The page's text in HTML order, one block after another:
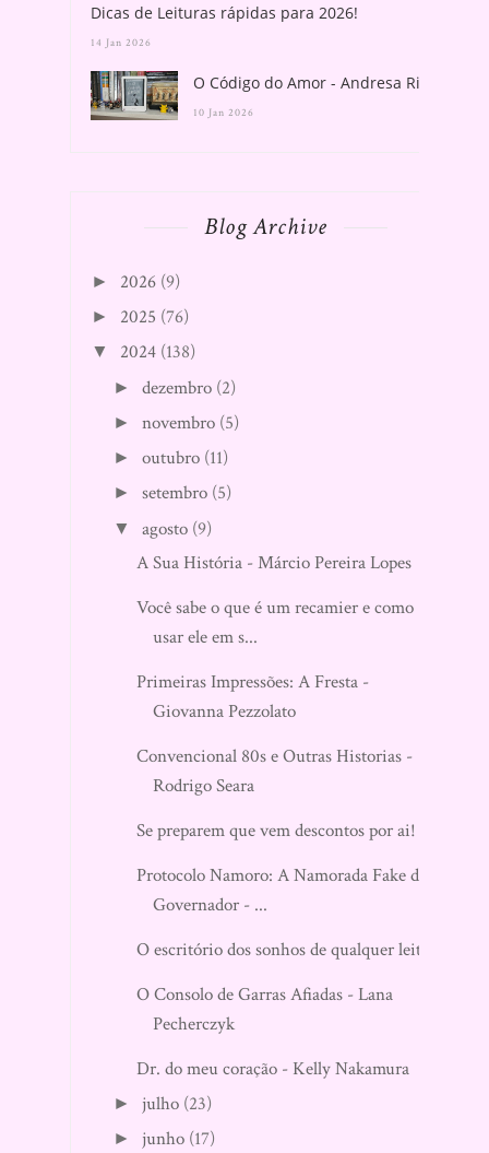
Dicas de Leituras rápidas para 2026!
14 Jan 2026
O Código do Amor - Andresa Rios
10 Jan 2026
Blog Archive
► 2026 (9)
► 2025 (76)
▼ 2024 (138)
►dezembro (2)
►novembro (5)
►outubro (11)
►setembro (5)
▼ agosto (9)
A Sua História - Márcio Pereira Lopes
Você sabe o que é um recamier e como
usar ele em s...
Primeiras Impressões: A Fresta -
Giovanna Pezzolato
Convencional 80s e Outras Historias -
Rodrigo Seara
Se preparem que vem descontos por ai!
Protocolo Namoro: A Namorada Fake do
Governador - ...
O escritório dos sonhos de qualquer leitor
O Consolo de Garras Afiadas - Lana
Pecherczyk
Dr. do meu coração - Kelly Nakamura
► julho (23)
► junho (17)